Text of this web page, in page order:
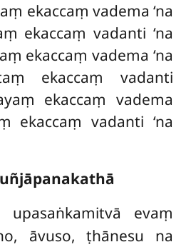
ekaccaṃ vadema ‘na
ekaccaṃ vadanti ‘na
ekaccaṃ vadema ‘na
ekaccaṃ vadanti
ekaccaṃ vadema
ekaccaṃ vadanti ‘na
upasaṅkamitvā evaṃ
āvuso, ṭhānesu na